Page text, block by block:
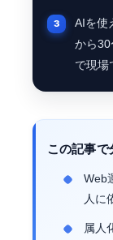
AIを使
から30
で現場
この記事で
Web
人に
属人